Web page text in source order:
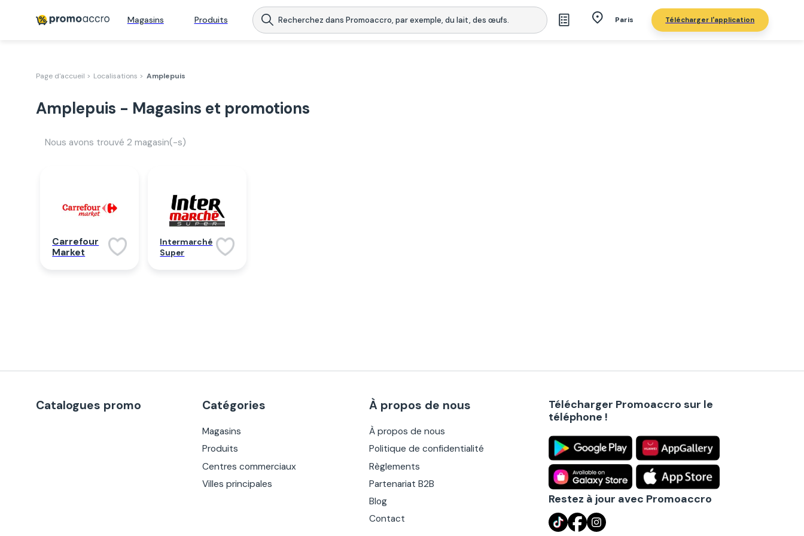
Magasins Produits Paris Télécharger l'application
Page d'accueil > Localisations > Amplepuis
Amplepuis - Magasins et promotions
Nous avons trouvé 2 magasin(-s)
Carrefour
Market
Intermarché
Super
Catalogues promo Catégories
Magasins
Produits
Centres commerciaux
Villes principales
À propos de nous
À propos de nous
Politique de confidentialité
Règlements
Partenariat B2B
Blog
Contact
Télécharger Promoaccro sur le
téléphone !
Restez à jour avec Promoaccro